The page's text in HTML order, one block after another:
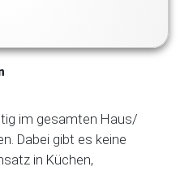
im gesamten Haus/
Dabei gibt es keine
in Küchen,